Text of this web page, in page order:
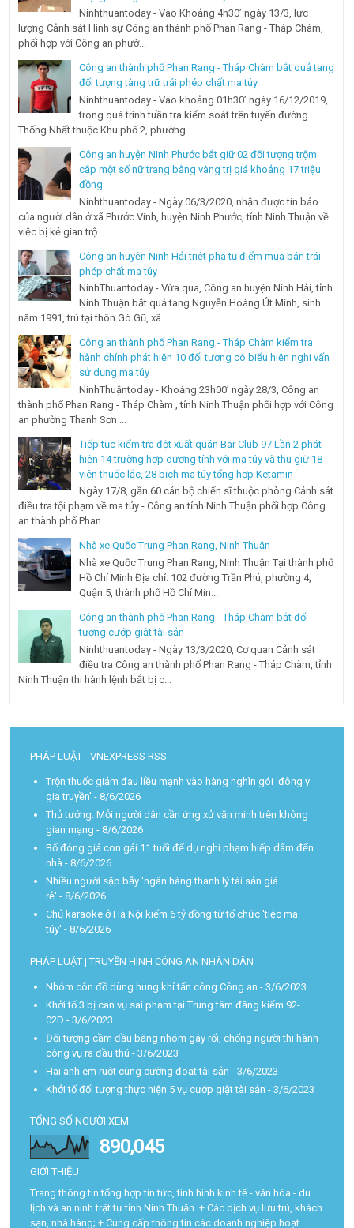
Ninhthuantoday - Vào Khoảng 4h30’ ngày 13/3, lực
lượng Cảnh sát Hình sự Công an thành phố Phan Rang - Tháp Chàm,
phối hợp với Công an phườ...
Công an thành phố Phan Rang - Tháp Chàm bắt quả tang
đối tượng tàng trữ trái phép chất ma túy
Ninhthuantoday - Vào khoảng 01h30’ ngày 16/12/2019,
trong quá trình tuần tra kiểm soát trên tuyến đường
Thống Nhất thuộc Khu phố 2, phường ...
Công an huyện Ninh Phước bắt giữ 02 đối tượng trộm
cắp một số nữ trang bằng vàng trị giá khoảng 17 triệu
đồng
Ninhthuantoday - Ngày 06/3/2020, nhận được tin báo
của người dân ở xã Phước Vinh, huyện Ninh Phước, tỉnh Ninh Thuận về
việc bị kẻ gian trộ...
Công an huyện Ninh Hải triệt phá tụ điểm mua bán trái
phép chất ma túy
NinhThuantoday - Vừa qua, Công an huyện Ninh Hải, tỉnh
Ninh Thuận bắt quả tang Nguyễn Hoàng Út Minh, sinh
năm 1991, trú tại thôn Gò Gũ, xã...
Công an thành phố Phan Rang - Tháp Chàm kiểm tra
hành chính phát hiện 10 đối tượng có biểu hiện nghi vấn
sử dụng ma túy
NinhThuậntoday - Khoảng 23h00’ ngày 28/3, Công an
thành phố Phan Rang - Tháp Chàm , tỉnh Ninh Thuận phối hợp với Công
an phường Thanh Sơn ...
Tiếp tục kiểm tra đột xuất quán Bar Club 97 Lần 2 phát
hiện 14 trường hợp dương tính với ma túy và thu giữ 18
viên thuốc lắc, 28 bịch ma túy tổng hợp Ketamin
Ngày 17/8, gần 60 cán bộ chiến sĩ thuộc phòng Cảnh sát
điều tra tội phạm về ma túy - Công an tỉnh Ninh Thuận phối hợp Công
an thành phố Phan...
Nhà xe Quốc Trung Phan Rang, Ninh Thuận
Nhà xe Quốc Trung Phan Rang, Ninh Thuận Tại thành phố
Hồ Chí Minh Địa chỉ: 102 đường Trần Phú, phường 4,
Quận 5, thành phố Hồ Chí Min...
Công an thành phố Phan Rang - Tháp Chàm bắt đối
tượng cướp giật tài sản
Ninhthuantoday - Ngày 13/3/2020, Cơ quan Cảnh sát
điều tra Công an thành phố Phan Rang - Tháp Chàm, tỉnh
Ninh Thuận thi hành lệnh bắt bị c...
PHÁP LUẬT - VNEXPRESS RSS
Trộn thuốc giảm đau liều mạnh vào hàng nghìn gói 'đông y
gia truyền' - 8/6/2026
Thủ tướng: Mỗi người dân cần ứng xử văn minh trên không
gian mạng - 8/6/2026
Bố đóng giả con gái 11 tuổi để dụ nghi phạm hiếp dâm đến
nhà - 8/6/2026
Nhiều người sập bẫy 'ngân hàng thanh lý tài sản giá
rẻ' - 8/6/2026
Chủ karaoke ở Hà Nội kiếm 6 tỷ đồng từ tổ chức 'tiệc ma
túy' - 8/6/2026
PHÁP LUẬT | TRUYỀN HÌNH CÔNG AN NHÂN DÂN
Nhóm côn đồ dùng hung khí tấn công Công an - 3/6/2023
Khởi tố 3 bị can vụ sai phạm tại Trung tâm đăng kiểm 92-
02D - 3/6/2023
Đối tượng cầm đầu băng nhóm gây rối, chống người thi hành
công vụ ra đầu thú - 3/6/2023
Hai anh em ruột cùng cưỡng đoạt tài sản - 3/6/2023
Khởi tố đối tượng thực hiện 5 vụ cướp giật tài sản - 3/6/2023
TỔNG SỐ NGƯỜI XEM
890,045
GIỚI THIỆU
Trang thông tin tổng hợp tin tức, tình hình kinh tế - văn hóa - du
lịch và an ninh trật tự tỉnh Ninh Thuận. + Các dịch vụ lưu trú, khách
sạn, nhà hàng; + Cung cấp thông tin các doanh nghiệp hoạt